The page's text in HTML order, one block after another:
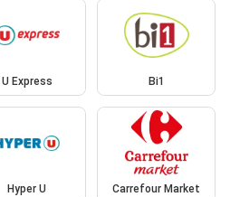
U Express Bi1
Hyper U Carrefour Market